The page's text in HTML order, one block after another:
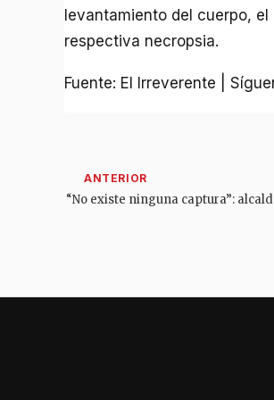
levantamiento del cuerpo,
respectiva necropsia.
Fuente: El Irreverente |